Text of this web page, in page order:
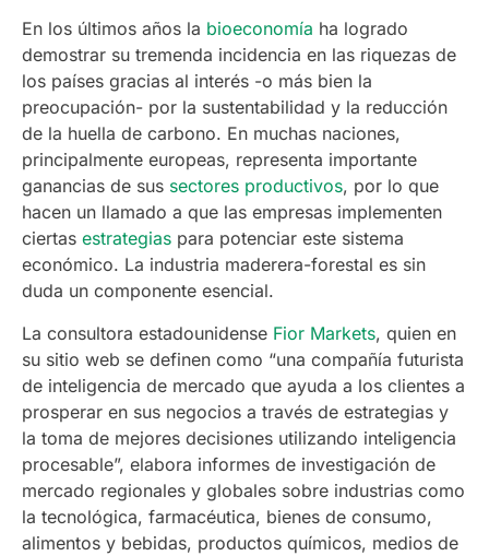
En los últimos años la bioeconomía ha logrado
demostrar su tremenda incidencia en las riquezas de
los países gracias al interés -o más bien la
preocupación- por la sustentabilidad y la reducción
de la huella de carbono. En muchas naciones,
principalmente europeas, representa importante
ganancias de sus sectores productivos, por lo que
hacen un llamado a que las empresas implementen
ciertas estrategias para potenciar este sistema
económico. La industria maderera-forestal es sin
duda un componente esencial.
La consultora estadounidense Fior Markets, quien en
su sitio web se definen como “una compañía futurista
de inteligencia de mercado que ayuda a los clientes a
prosperar en sus negocios a través de estrategias y
la toma de mejores decisiones utilizando inteligencia
procesable”, elabora informes de investigación de
mercado regionales y globales sobre industrias como
la tecnológica, farmacéutica, bienes de consumo,
alimentos y bebidas, productos químicos, medios de